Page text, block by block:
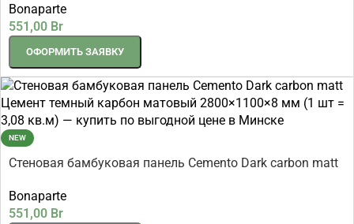
= 3,024 кв.м)
Bonaparte
551,00 Br
ОФОРМИТЬ ЗАЯВКУ
NEW
Стеновая бамбуковая панель Cemento Dark carbon matt
= 3,08 кв.м)
Bonaparte
551,00 Br